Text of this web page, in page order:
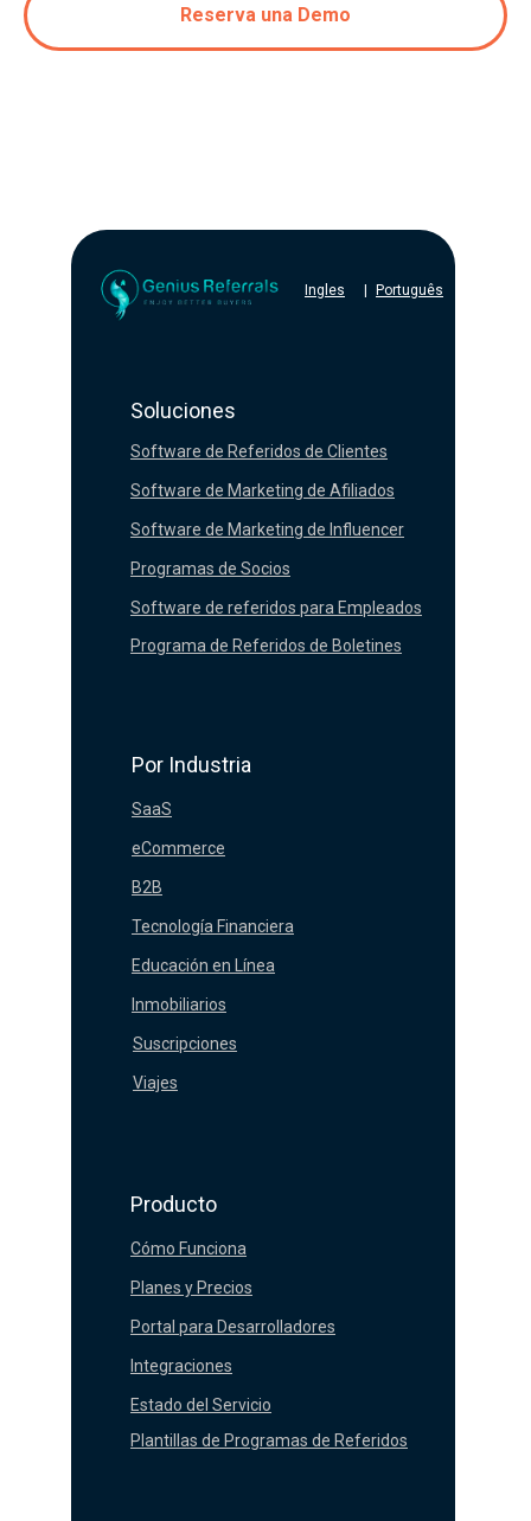
Reserva una Demo
Ingles | Português
Software de Referidos de Clientes
Programa de Referidos de Boletines
Programas de Socios
Software de Marketing de Influencer
Software de Marketing de Afiliados
Software de referidos para Empleados
Soluciones
SaaS
Inmobiliarios
Educación en Línea
Tecnología Financiera
B2B
eCommerce
Viajes
Suscripciones
Por Industria
Cómo Funciona
Integraciones
Plantillas de Programas de Referidos
Estado del Servicio
Portal para Desarrolladores
Planes y Precios
Producto